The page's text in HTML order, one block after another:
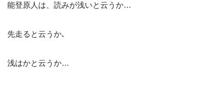
能登原人は、読みが浅いと云うか…
先走ると云うか､
浅はかと云うか…